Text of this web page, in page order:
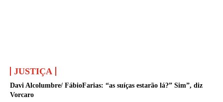
JUSTIÇA
Davi Alcolumbre/ FábioFarias: “as suíças estarão lá?” Sim”, diz
Vorcaro